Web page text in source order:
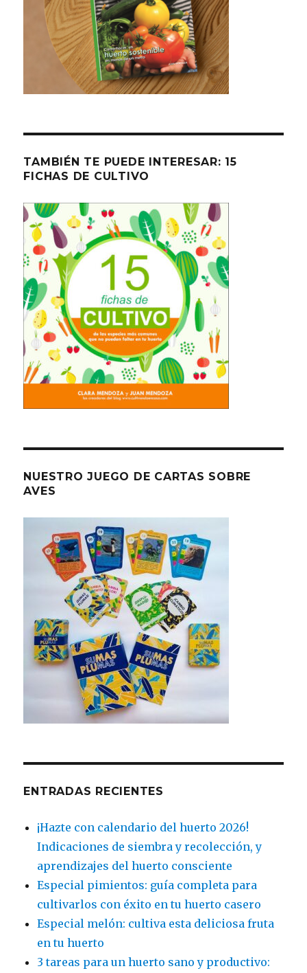
TAMBIÉN TE PUEDE INTERESAR: 15
FICHAS DE CULTIVO
NUESTRO JUEGO DE CARTAS SOBRE
AVES
ENTRADAS RECIENTES
¡Hazte con calendario del huerto 2026!
Indicaciones de siembra y recolección, y
aprendizajes del huerto consciente
Especial pimientos: guía completa para
cultivarlos con éxito en tu huerto casero
Especial melón: cultiva esta deliciosa fruta
en tu huerto
3 tareas para un huerto sano y productivo: